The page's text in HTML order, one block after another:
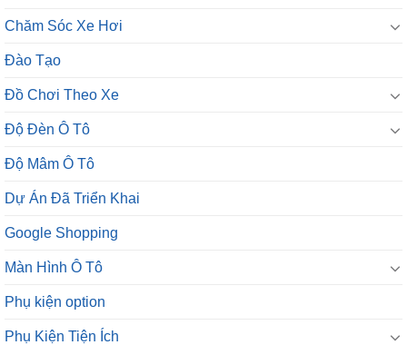
Chăm Sóc Xe Hơi
Đào Tạo
Đồ Chơi Theo Xe
Độ Đèn Ô Tô
Độ Mâm Ô Tô
Dự Án Đã Triển Khai
Google Shopping
Màn Hình Ô Tô
Phụ kiện option
Phụ Kiện Tiện Ích